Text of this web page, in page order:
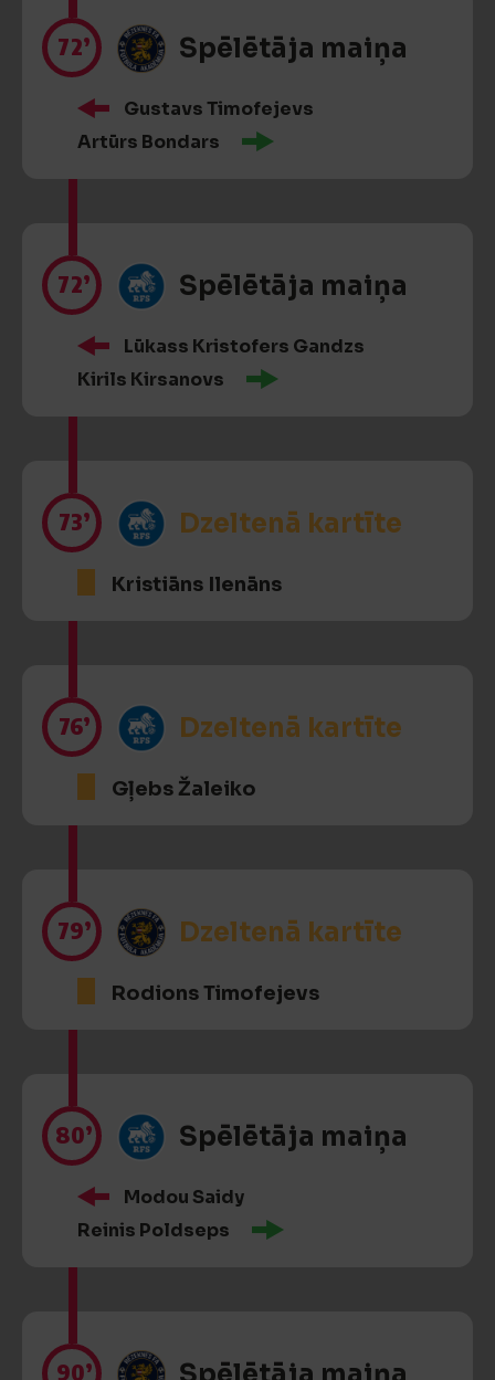
72’ Spēlētāja maiņa
Gustavs Timofejevs
Artūrs Bondars
72’ Spēlētāja maiņa
Lūkass Kristofers Gandzs
Kirils Kirsanovs
73’ Dzeltenā kartīte
Kristiāns Ilenāns
76’ Dzeltenā kartīte
Gļebs Žaleiko
79’ Dzeltenā kartīte
Rodions Timofejevs
80’ Spēlētāja maiņa
Modou Saidy
Reinis Poldseps
90’